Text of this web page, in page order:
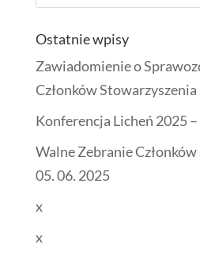
Ostatnie wpisy
Zawiadomienie o
Członków Stowarzyszenia
Konferencja Licheń 2025
Walne Zebranie
05. 06. 2025
x
x